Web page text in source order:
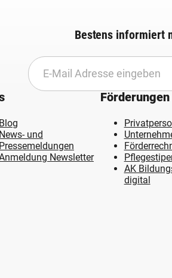
Bestens informiert
Blog
News- und
Pressemeldungen
Newsletter
Förderungen
AK
digital